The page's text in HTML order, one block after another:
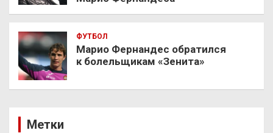
ФУТБОЛ
Марио Фернандес обратился
к болельщикам «Зенита»
Метки